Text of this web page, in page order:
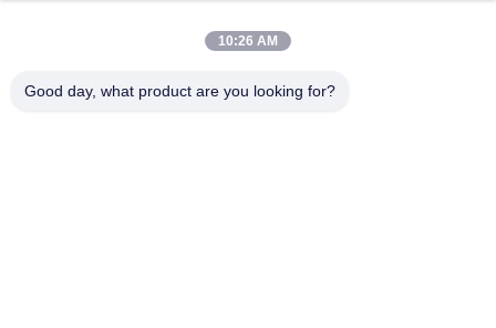
Aperçu
Produits
10:26 AM
Good day, what product are you looking for?